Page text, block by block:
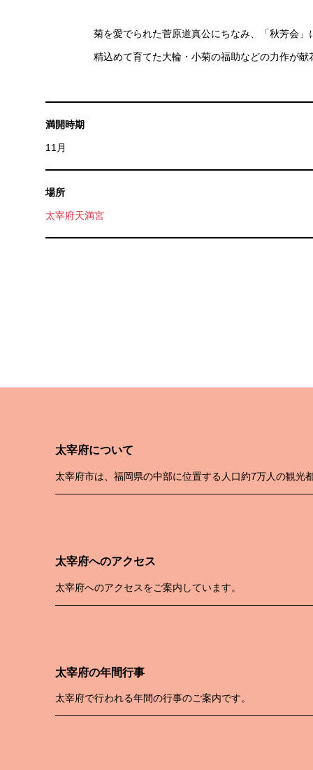
菊を愛でられた菅原道真公にちなみ、「秋芳会
精込めて育てた大輪・小菊の福助などの力作が献
満開時期
11月
場所
太宰府天満宮
太宰府について
太宰府市は、福岡県の中部に位置する人口約7万人の観光
太宰府へのアクセス
太宰府へのアクセスをご案内しています。
太宰府の年間行事
太宰府で行われる年間の行事のご案内です。